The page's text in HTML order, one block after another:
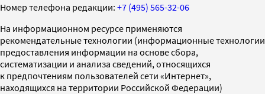
Номер телефона редакции: +7 (495) 565-32-06
На информационном ресурсе применяются
рекомендательные технологии (информационные технологии
предоставления информации на основе сбора,
систематизации и анализа сведений, относящихся
к предпочтениям пользователей сети «Интернет»,
находящихся на территории Российской Федерации)